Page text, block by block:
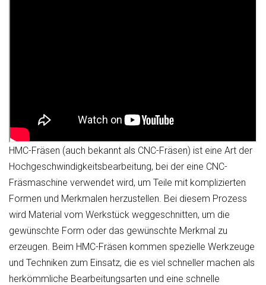
HMC-Fräsen (auch bekannt als CNC-Fräsen) ist eine Art der
Hochgeschwindigkeitsbearbeitung, bei der eine CNC-
Fräsmaschine verwendet wird, um Teile mit komplizierten
Formen und Merkmalen herzustellen. Bei diesem Prozess
wird Material vom Werkstück weggeschnitten, um die
gewünschte Form oder das gewünschte Merkmal zu
erzeugen. Beim HMC-Fräsen kommen spezielle Werkzeuge
und Techniken zum Einsatz, die es viel schneller machen als
herkömmliche Bearbeitungsarten und eine schnelle